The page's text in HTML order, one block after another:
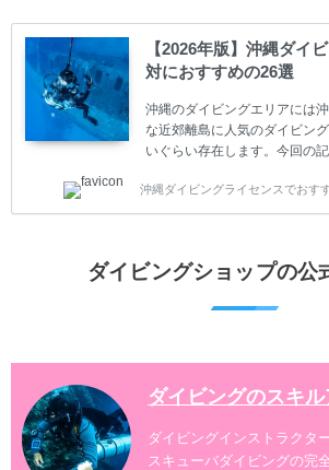
ててしまうと、せっかく楽し
ダイビングが台無しになり後
うかもしれません。 又、スキ
のリスクがあるスポーツでも
危険な思いをしてしまうかも
ダイビング...
【2026年版】沖縄ダイ
対におすすめの26選
沖縄のダイビングエリアには
な近郊離島に人気のダイビン
いぐらい存在します。今回の
グスポットを紹介します。 当
は北谷町、嘉手納町、読谷村
案内しております。 ダイビン
沖縄ダイビングライセンスでおす
ダイビングショップの公
ダイビングのスキ
ダイビングインストラクタ
スキューバダイビングの完